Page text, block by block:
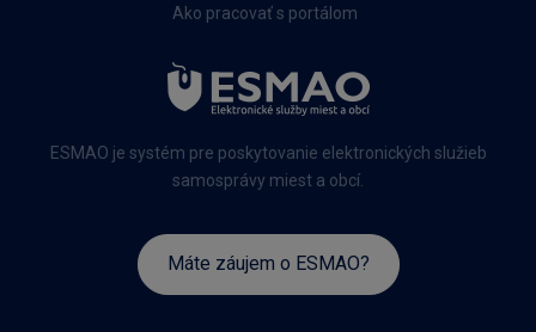
Ako pracovať s portálom
ESMAO je systém pre poskytovanie elektronických služieb
samosprávy miest a obcí.
Máte záujem o ESMAO?